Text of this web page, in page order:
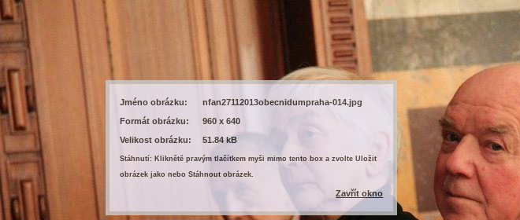
Jméno obrázku:
nfan27112013obecnidumpraha-014.jpg
Formát obrázku:
960 x 640
Velikost obrázku:
51.84 kB
Stáhnutí: Kliknětě pravým tlačítkem myši mimo tento box a zvolte Uložit
obrázek jako nebo Stáhnout obrázek.
Zavřít okno